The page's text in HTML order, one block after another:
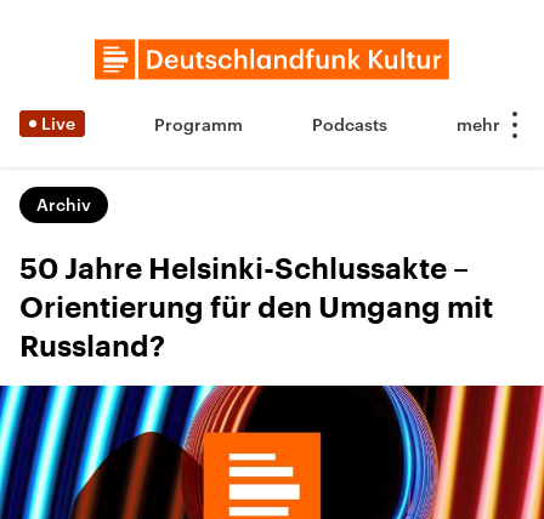
Live Programm Podcasts
Archiv
50 Jahre Helsinki-Schlussakte –
Orientierung für den Umgang mit
Russland?